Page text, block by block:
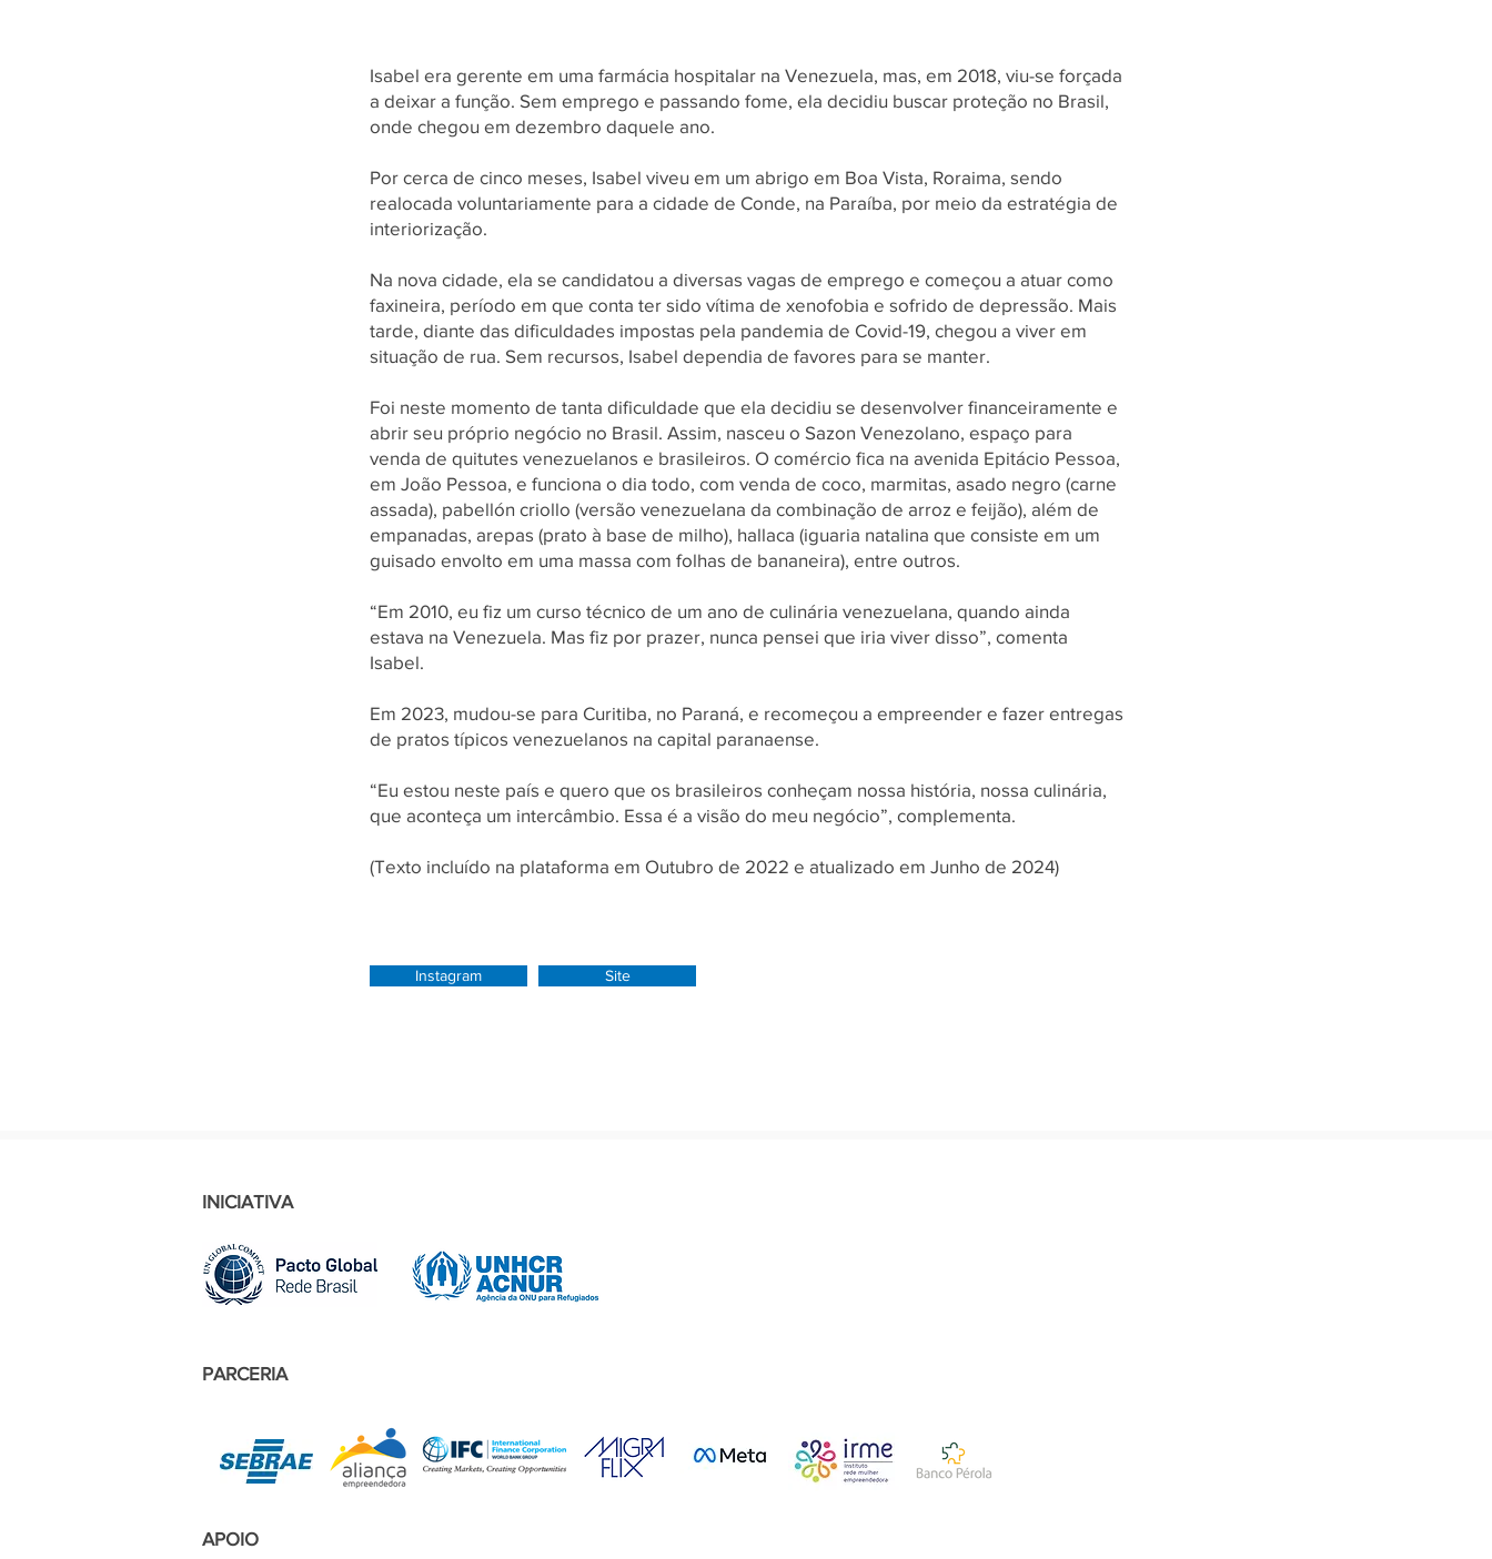
Isabel era gerente em uma farmácia hospitalar na Venezuela, mas, em 2018, viu-se forçada
a deixar a função. Sem emprego e passando fome, ela decidiu buscar proteção no Brasil,
onde chegou em dezembro daquele ano.
Por cerca de cinco meses, Isabel viveu em um abrigo em Boa Vista, Roraima, sendo
realocada voluntariamente para a cidade de Conde, na Paraíba, por meio da estratégia de
interiorização.
Na nova cidade, ela se candidatou a diversas vagas de emprego e começou a atuar como
faxineira, período em que conta ter sido vítima de xenofobia e sofrido de depressão. Mais
tarde, diante das dificuldades impostas pela pandemia de Covid-19, chegou a viver em
situação de rua. Sem recursos, Isabel dependia de favores para se manter.
Foi neste momento de tanta dificuldade que ela decidiu se desenvolver financeiramente e
abrir seu próprio negócio no Brasil. Assim, nasceu o Sazon Venezolano, espaço para
venda de quitutes venezuelanos e brasileiros. O comércio fica na avenida Epitácio Pessoa,
em João Pessoa, e funciona o dia todo, com venda de coco, marmitas, asado negro (carne
assada), pabellón criollo (versão venezuelana da combinação de arroz e feijão), além de
empanadas, arepas (prato à base de milho), hallaca (iguaria natalina que consiste em um
guisado envolto em uma massa com folhas de bananeira), entre outros.
“Em 2010, eu fiz um curso técnico de um ano de culinária venezuelana, quando ainda
estava na Venezuela. Mas fiz por prazer, nunca pensei que iria viver disso”, comenta
Isabel.
Em 2023, mudou-se para Curitiba, no Paraná, e recomeçou a empreender e fazer entregas
de pratos típicos venezuelanos na capital paranaense.
“Eu estou neste país e quero que os brasileiros conheçam nossa história, nossa culinária,
que aconteça um intercâmbio. Essa é a visão do meu negócio”, complementa.
(Texto incluído na plataforma em Outubro de 2022 e atualizado em Junho de 2024)
Instagram Site
INICIATIVA
PARCERIA
APOIO